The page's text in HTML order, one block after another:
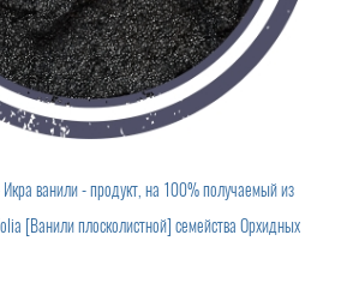
ванили - продукт, на 100% получаемый из
[Ванили плосколистной] семейства Орхидных